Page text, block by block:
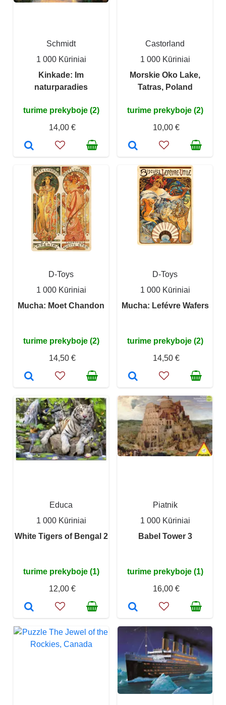
Schmidt
1 000 Kūriniai
Kinkade: Im
naturparadies
turime prekyboje (2)
14,00 €
Castorland
1 000 Kūriniai
Morskie Oko Lake,
Tatras, Poland
turime prekyboje (2)
10,00 €
D-Toys
1 000 Kūriniai
Mucha: Moet Chandon
turime prekyboje (2)
14,50 €
D-Toys
1 000 Kūriniai
Mucha: Lefévre Wafers
turime prekyboje (2)
14,50 €
Educa
1 000 Kūriniai
White Tigers of Bengal 2
turime prekyboje (1)
12,00 €
Piatnik
1 000 Kūriniai
Babel Tower 3
turime prekyboje (1)
16,00 €